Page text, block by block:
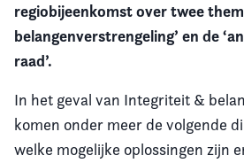
regiobijeenkomst over twee
belangenverstrengeling’ en de
raad’.
In het geval van Integriteit &
komen onder meer de volgende
welke mogelijke oplossingen zijn